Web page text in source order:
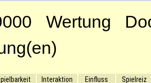
Wertung
Interaktion Einfluss Spielreiz